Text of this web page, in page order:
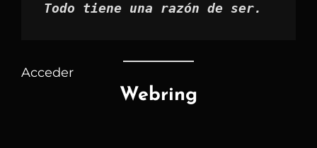
Todo tiene una razón de ser.
Acceder
Webring